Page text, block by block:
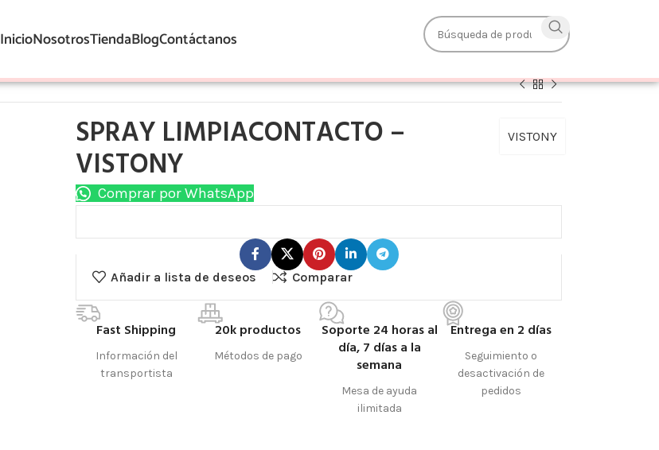
InicioNosotrosTiendaBlogContáctanos
SPRAY LIMPIACONTACTO –
VISTONY
VISTONY
Comprar por WhatsApp
Añadir a lista de deseos Comparar
Fast Shipping
Información del
transportista
20k productos
Métodos de pago
Soporte 24 horas al
día, 7 días a la
semana
Mesa de ayuda
ilimitada
Entrega en 2 días
Seguimiento o
desactivación de
pedidos